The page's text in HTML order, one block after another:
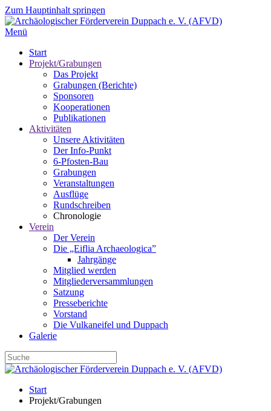
Zum Hauptinhalt springen
Menü
Start
Projekt/Grabungen
Das Projekt
Grabungen (Berichte)
Sponsoren
Kooperationen
Publikationen
Aktivitäten
Unsere Aktivitäten
Der Info-Punkt
6-Pfosten-Bau
Grabungen
Veranstaltungen
Ausflüge
Rundschreiben
Chronologie
Verein
Der Verein
Die „Eiflia Archaeologica”
Jahrgänge
Mitglied werden
Mitgliederversammlungen
Satzung
Presseberichte
Vorstand
Die Vulkaneifel und Duppach
Galerie
Start
Projekt/Grabungen